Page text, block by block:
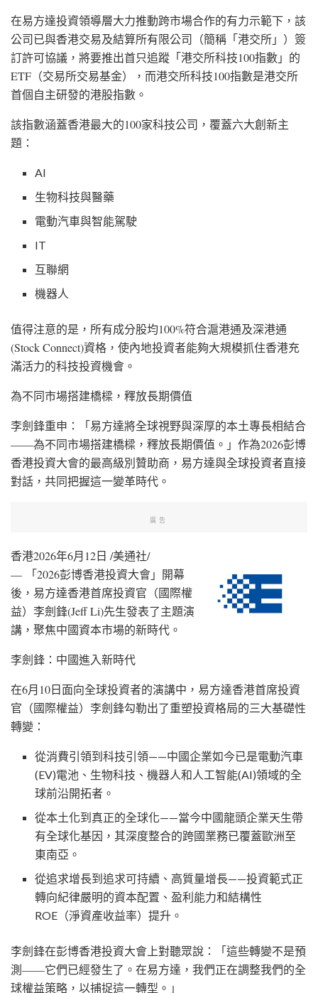
在易方達投資領導層大力推動跨市場合作的有力示範下，該
公司已與香港交易及結算所有限公司（簡稱「港交所」）簽
訂許可協議，將要推出首只追蹤「港交所科技100指數」的
ETF（交易所交易基金），而港交所科技100指數是港交所
首個自主研發的港股指數。
該指數涵蓋香港最大的100家科技公司，覆蓋六大創新主
題：
AI
生物科技與醫藥
電動汽車與智能駕駛
IT
互聯網
機器人
值得注意的是，所有成分股均100%符合滬港通及深港通
(Stock Connect)資格，使內地投資者能夠大規模抓住香港充
滿活力的科技投資機會。
為不同市場搭建橋樑，釋放長期價值
李劍鋒重申：「易方達將全球視野與深厚的本土專長相結合
——為不同市場搭建橋樑，釋放長期價值。」作為2026彭博
香港投資大會的最高級別贊助商，易方達與全球投資者直接
對話，共同把握這一變革時代。
廣告
香港2026年6月12日 /美通社/
—
「2026彭博香港投資大會」開幕
後 ，易方達香港首席投資官（國際權
益）李劍鋒(Jeff Li)先生發表了主題演
講，聚焦中國資本市場的新時代。
李劍鋒：中國進入新時代
在6月10日面向全球投資者的演講中，易方達香港首席投資
官（國際權益）李劍鋒勾勒出了重塑投資格局的三大基礎性
轉變：
從消費引領到科技引領——中國企業如今已是電動汽車
(EV)電池、生物科技、機器人和人工智能(AI)領域的全
球前沿開拓者。
從本土化到真正的全球化——當今中國龍頭企業天生帶
有全球化基因，其深度整合的跨國業務已覆蓋歐洲至
東南亞。
從追求增長到追求可持續、高質量增長——投資範式正
轉向紀律嚴明的資本配置、盈利能力和結構性
ROE（淨資產收益率）提升。
李劍鋒在彭博香港投資大會上對聽眾說：「這些轉變不是預
測——它們已經發生了。在易方達，我們正在調整我們的全
球權益策略，以捕捉這一轉型。」